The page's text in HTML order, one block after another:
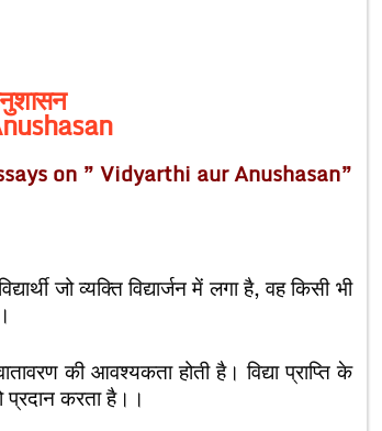
on ” Vidyarthi aur Anushasan”
जो व्यक्ति विद्यार्जन में लगा है, वह किसी भी
की आवश्यकता होती है। विद्या प्राप्ति के
प्रदान करता है।।